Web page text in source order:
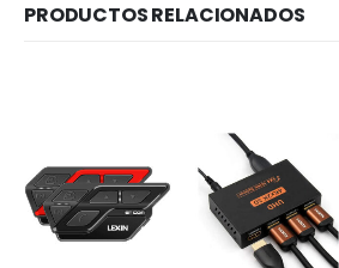
PRODUCTOS RELACIONADOS